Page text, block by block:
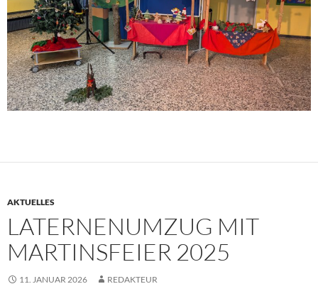
AKTUELLES
LATERNENUMZUG MIT
MARTINSFEIER 2025
11. JANUAR 2026 REDAKTEUR